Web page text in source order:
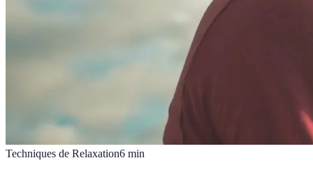
Techniques de Relaxation6 min